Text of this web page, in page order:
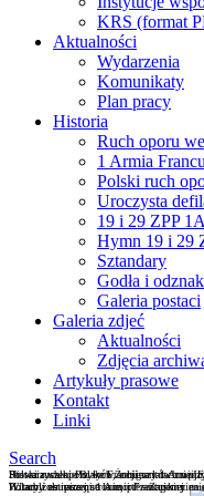
KRS (format
Aktualności
Wydarzenia
Komunikaty
Plan pracy
Historia
Ruch oporu
1 Armia
Polski ruch
Uroczysta
19 i 29 ZPP
Hymn 19 i 29
Sztandary
Godła i
Galeria postaci
Galeria zdjeć
Aktualności
Zdjęcia
Artykuły prasowe
Kontakt
Linki
Search
Stowarzyszenie Byłych Żołnierzy 1 Armii
Witamy na naszej stronie, prezentujemy na
Historia walki Polaków, emigrantów
"L'oubli est pire que la mort" -
Polski ruch oporu we Francji w latach
Polacy żołnierzami 1 Armii Francuskiej